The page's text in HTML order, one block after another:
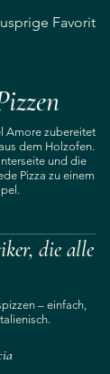
Favoriten
Amore zubereitet
dem Holzofen.
und die
Pizza zu einem
die alle
– einfach,